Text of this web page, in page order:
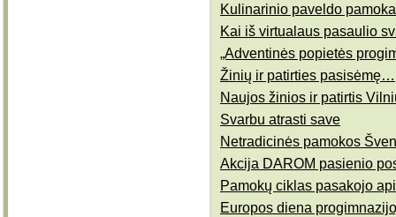
Kulinarinio paveldo pamoka
Kai iš virtualaus pasaulio
„Adventinės popietės
Žinių ir patirties pasisėmę…
Naujos žinios ir patirtis
Svarbu atrasti save
Netradicinės pamokos
Akcija DAROM pasienio
Pamokų ciklas pasakojo
Europos diena